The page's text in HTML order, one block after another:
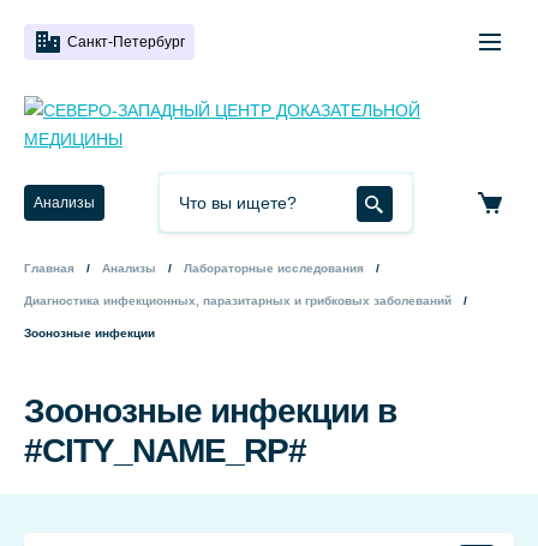
Санкт-Петербург
Анализы
Главная Анализы Лабораторные исследования
Диагностика инфекционных, паразитарных и грибковых заболеваний
Зоонозные инфекции
Зоонозные инфекции в
#CITY_NAME_RP#